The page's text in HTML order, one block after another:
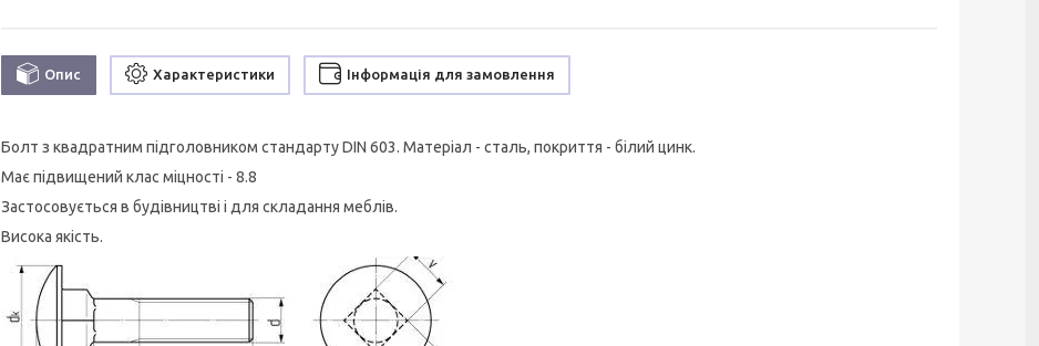
Опис Характеристики Інформація для замовлення
Болт з квадратним підголовником стандарту DIN 603. Матеріал - сталь, покриття - білий цинк.
Має підвищений клас міцності - 8.8
Застосовується в будівництві і для складання меблів.
Висока якість.